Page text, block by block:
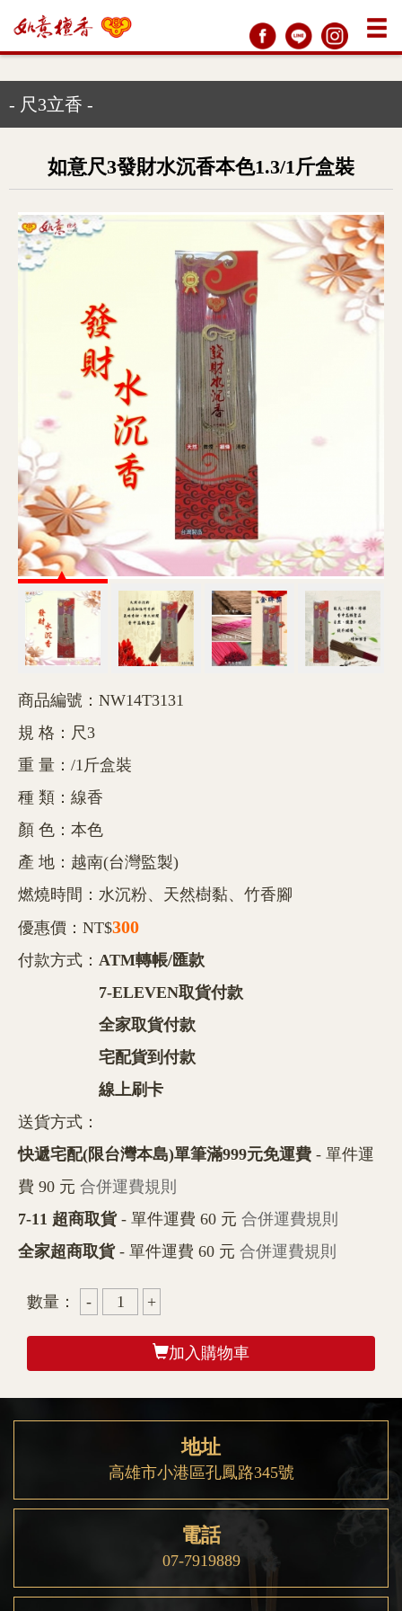
- 尺3立香 -
如意尺3發財水沉香本色1.3/1斤盒裝
商品編號：NW14T3131
規 格：尺3
重 量：/1斤盒裝
種 類：線香
顏 色：本色
產 地：越南(台灣監製)
燃燒時間：水沉粉、天然樹黏、竹香腳
優惠價：NT$300
付款方式： ATM轉帳/匯款
7-ELEVEN取貨付款
全家取貨付款
宅配貨到付款
線上刷卡
送貨方式：
快遞宅配(限台灣本島)單筆滿999元免運費 - 單件運
費 90 元 合併運費規則
7-11 超商取貨- 單件運費 60 元 合併運費規則
全家超商取貨- 單件運費 60 元 合併運費規則
數量：
加入購物車
地址
高雄市小港區孔鳳路345號
電話
07-7919889